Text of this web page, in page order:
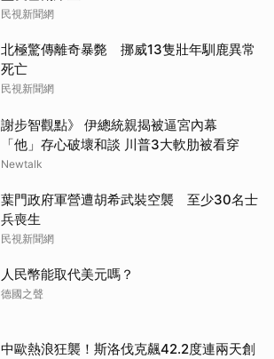
民視新聞網
北極驚傳離奇暴斃 挪威13隻壯年馴鹿異常
死亡
民視新聞網
謝步智觀點》 伊總統親揭被逼宮內幕
「他」存心破壞和談 川普3大軟肋被看穿
Newtalk
葉門政府軍營遭胡希武裝空襲 至少30名士
兵喪生
民視新聞網
人民幣能取代美元嗎？
德國之聲
中歐熱浪狂襲！斯洛伐克飆42.2度連兩天創